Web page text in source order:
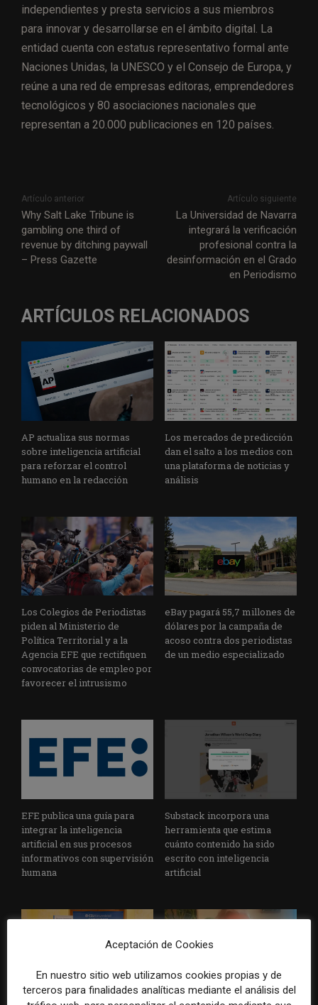
independientes y presta servicios a sus miembros
para innovar y desarrollarse en el ámbito digital. La
entidad cuenta con estatus representativo formal ante
Naciones Unidas, la UNESCO y el Consejo de Europa, y
reúne a una red de empresas editoras, emprendedores
tecnológicos y 80 asociaciones nacionales que
representan a 20.000 publicaciones en 120 países.
Artículo anterior
Why Salt Lake Tribune is
gambling one third of
revenue by ditching paywall
– Press Gazette
Artículo siguiente
La Universidad de Navarra
integrará la verificación
profesional contra la
desinformación en el Grado
en Periodismo
ARTÍCULOS RELACIONADOS
AP actualiza sus normas
sobre inteligencia artificial
para reforzar el control
humano en la redacción
Los mercados de predicción
dan el salto a los medios con
una plataforma de noticias y
análisis
Los Colegios de Periodistas
piden al Ministerio de
Política Territorial y a la
Agencia EFE que rectifiquen
convocatorias de empleo por
favorecer el intrusismo
eBay pagará 55,7 millones de
dólares por la campaña de
acoso contra dos periodistas
de un medio especializado
EFE publica una guía para
integrar la inteligencia
artificial en sus procesos
informativos con supervisión
humana
Substack incorpora una
herramienta que estima
cuánto contenido ha sido
escrito con inteligencia
artificial
Aceptación de Cookies
En nuestro sitio web utilizamos cookies propias y de
terceros para finalidades analíticas mediante el análisis del